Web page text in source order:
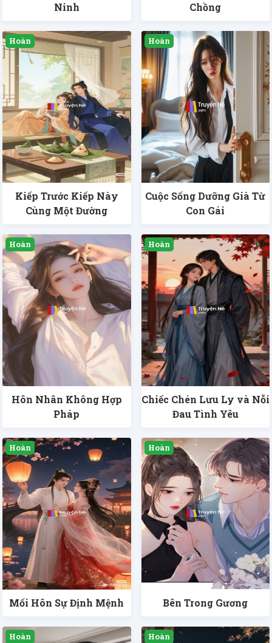
Ninh
Chồng
Kiếp Trước Kiếp Này
Cùng Một Đường
Cuộc Sống Dưỡng Già Từ
Con Gái
Hôn Nhân Không Hợp
Pháp
Chiếc Chén Lưu Ly và Nỗi
Đau Tình Yêu
Mối Hôn Sự Định Mệnh Bên Trong Gương